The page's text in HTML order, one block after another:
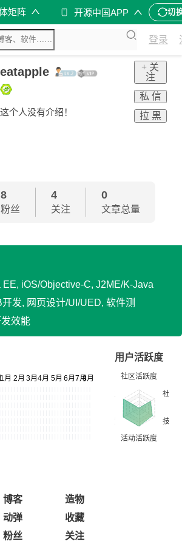
矩阵 开源中国APP 切
登录
eatapple
这个人没有介绍！
+ 关
注
私 信
拉 黑
8
粉丝
4
关注
0
文章总量
iOS/Objective-C, J2ME/K-Java
发, 网页设计/UI/UED, 软件测
效能
用户活跃度
博客
造物
动弹
收藏
粉丝 关注